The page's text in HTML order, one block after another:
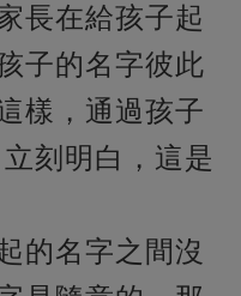
長在給孩子起
子的名字彼此
樣，通過孩子
刻明白，這是
的名字之間沒